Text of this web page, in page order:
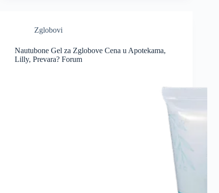
Zglobovi
Nautubone Gel za Zglobove Cena u Apotekama,
Lilly, Prevara? Forum